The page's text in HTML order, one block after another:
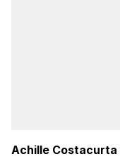
Achille Costacurta